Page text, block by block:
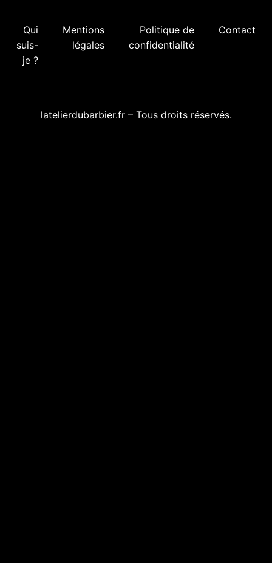
Qui
suis-
je ?
Mentions
légales
Politique de
confidentialité
Contact
latelierdubarbier.fr – Tous droits réservés.